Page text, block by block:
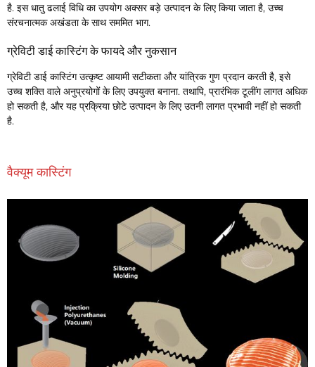
है. इस धातु ढलाई विधि का उपयोग अक्सर बड़े उत्पादन के लिए किया जाता है, उच्च
संरचनात्मक अखंडता के साथ सममित भाग.
ग्रेविटी डाई कास्टिंग के फायदे और नुकसान
ग्रेविटी डाई कास्टिंग उत्कृष्ट आयामी सटीकता और यांत्रिक गुण प्रदान करती है, इसे
उच्च शक्ति वाले अनुप्रयोगों के लिए उपयुक्त बनाना. तथापि, प्रारंभिक टूलींग लागत अधिक
हो सकती है, और यह प्रक्रिया छोटे उत्पादन के लिए उतनी लागत प्रभावी नहीं हो सकती
है.
वैक्यूम कास्टिंग